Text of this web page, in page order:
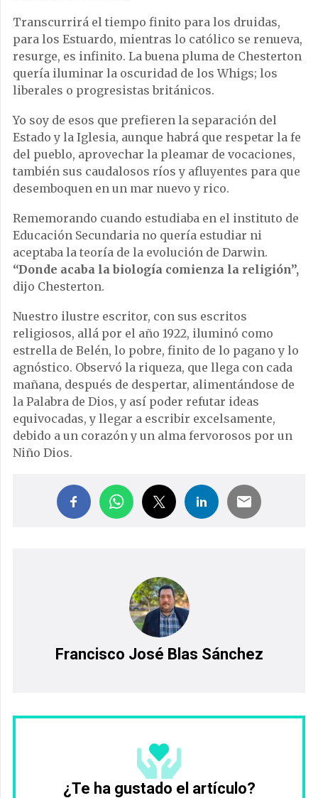
Transcurrirá el tiempo finito para los druidas,
para los Estuardo, mientras lo católico se renueva,
resurge, es infinito. La buena pluma de Chesterton
quería iluminar la oscuridad de los Whigs; los
liberales o progresistas británicos.
Yo soy de esos que prefieren la separación del
Estado y la Iglesia, aunque habrá que respetar la fe
del pueblo, aprovechar la pleamar de vocaciones,
también sus caudalosos ríos y afluyentes para que
desemboquen en un mar nuevo y rico.
Rememorando cuando estudiaba en el instituto de
Educación Secundaria no quería estudiar ni
aceptaba la teoría de la evolución de Darwin.
“Donde acaba la biología comienza la religión”,
dijo Chesterton.
Nuestro ilustre escritor, con sus escritos
religiosos, allá por el año 1922, iluminó como
estrella de Belén, lo pobre, finito de lo pagano y lo
agnóstico. Observó la riqueza, que llega con cada
mañana, después de despertar, alimentándose de
la Palabra de Dios, y así poder refutar ideas
equivocadas, y llegar a escribir excelsamente,
debido a un corazón y un alma fervorosos por un
Niño Dios.
Francisco José Blas Sánchez
¿Te ha gustado el artículo?